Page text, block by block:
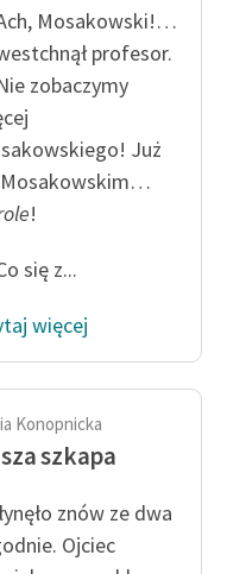
Mosakowski!…
profesor.
zobaczymy
Już
!
się z...
więcej
Konopnicka
szkapa
znów ze dwa
Ojciec